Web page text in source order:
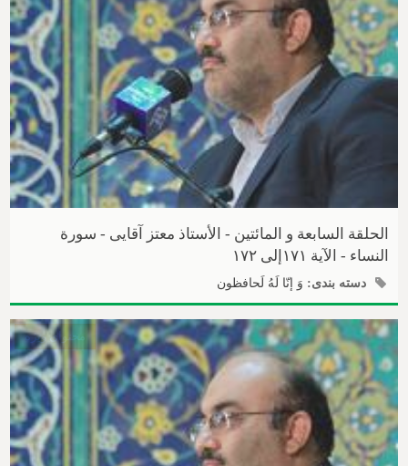
الحلقة السابعة و المائتین - الأستاذ معتز آقایی - سورة
النساء - الآیة ۱۷۱إلی ۱۷۲
دسته بندی: وَ إنّا لَهُ لَحافظون
محتوای ویژه